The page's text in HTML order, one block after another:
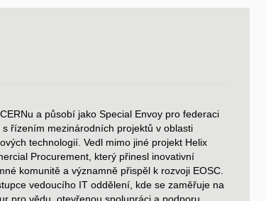
a působí jako Special Envoy pro federaci
s řízením mezinárodních projektů v oblasti
technologií. Vedl mimo jiné projekt Helix
Procurement, který přinesl inovativní
komunitě a významně přispěl k rozvoji EOSC.
vedoucího IT oddělení, kde se zaměřuje na